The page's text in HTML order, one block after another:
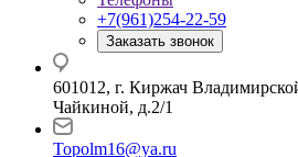
+7(961)254-22-59
Заказать звонок
601012, г. Киржач
Чайкиной, д.2/1
Topolm16@ya.ru